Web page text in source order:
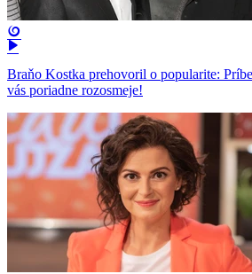
Braňo Kostka prehovoril o popularite:
vás poriadne rozosmeje!